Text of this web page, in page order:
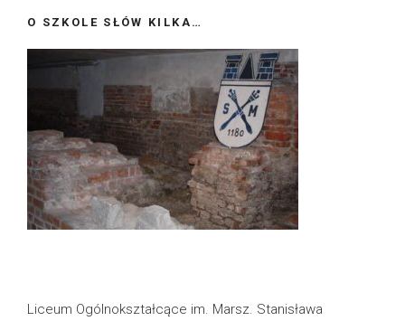
O SZKOLE SŁÓW KILKA…
Liceum Ogólnokształcące im. Marsz. Stanisława